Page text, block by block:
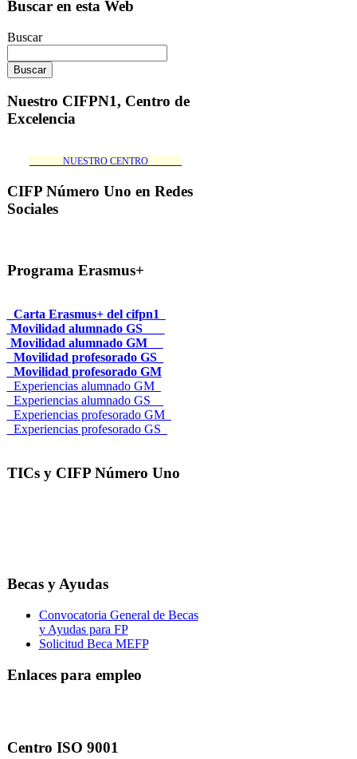
Buscar en esta Web
Buscar
Nuestro CIFPN1, Centro de
Excelencia
_______NUESTRO CENTRO_______
CIFP Número Uno en Redes
Sociales
Programa Erasmus+
_Carta Erasmus+ del cifpn1
Movilidad alumnado GS___
Movilidad alumnado GM__
_Movilidad profesorado GS_
_Movilidad profesorado GM
_Experiencias alumnado GM_
_Experiencias alumnado GS__
_Experiencias profesorado GM_
_Experiencias profesorado GS_
TICs y CIFP Número Uno
Becas y Ayudas
Convocatoria General de Becas
y Ayudas para FP
Solicitud Beca MEFP
Enlaces para empleo
Centro ISO 9001